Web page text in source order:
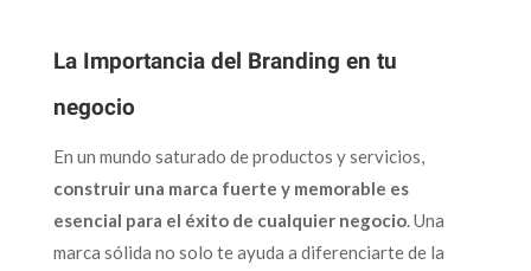
La Importancia del Branding en tu
negocio
En un mundo saturado de productos y servicios,
construir una marca fuerte y memorable es
esencial para el éxito de cualquier negocio. Una
marca sólida no solo te ayuda a diferenciarte de la